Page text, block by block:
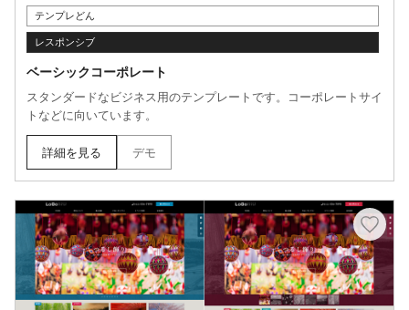
テンプレどん
レスポンシブ
ベーシックコーポレート
スタンダードなビジネス用のテンプレートです。コーポレートサイ
トなどに向いています。
詳細を見る デモ